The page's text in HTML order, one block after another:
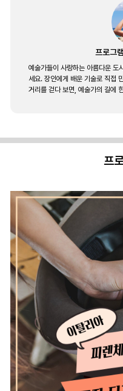
프로그
예술가들이 사랑하는 아름다운 도
세요. 장인에게 배운 기술로 직접
거리를 걷다 보면, 예술가의 길에
프